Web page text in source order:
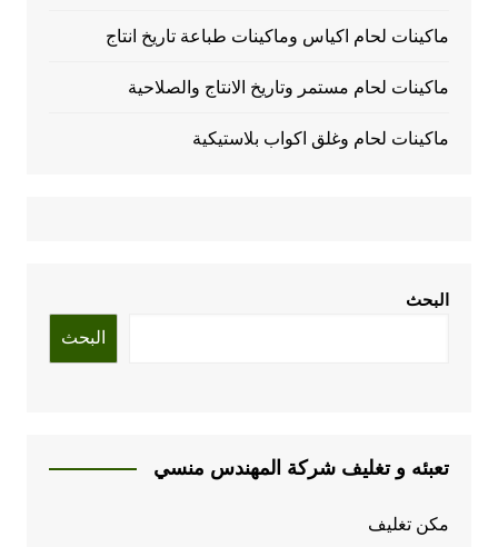
ماكينات لحام اكياس وماكينات طباعة تاريخ انتاج
ماكينات لحام مستمر وتاريخ الانتاج والصلاحية
ماكينات لحام وغلق اكواب بلاستيكية
البحث
البحث
تعبئه و تغليف شركة المهندس منسي
مكن تغليف